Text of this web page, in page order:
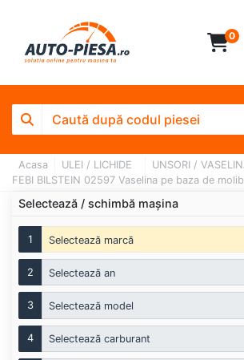
0
Acasa ULEI / LICHIDE
UNSORI /
FEBI BILSTEIN 02597 Vaselina pe baza de
Selectează / schimbă mașina
1 Selectează marcă
2 Selectează an
3 Selectează model
4 Selectează carburant